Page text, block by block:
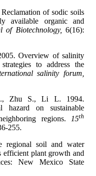
of sodic soils
available organic and
of Biotechnology, 6(16):
Overview of salinity
to address the
salinity forum,
Zhu S., Li L. 1994.
hazard on sustainable
regions.
15th
255.
regional soil and water
efficient plant growth and
New Mexico State